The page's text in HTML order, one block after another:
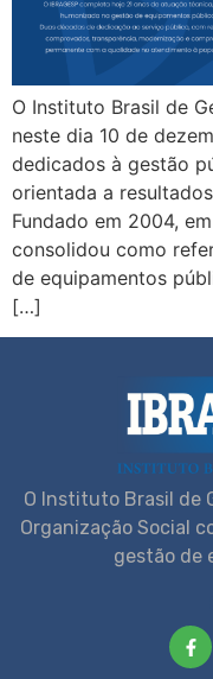
O Instituto Brasil de
neste dia 10 de
dedicados à gestão
orientada a
Fundado em 2004,
consolidou como
de equipamentos
[…]
O Instituto Brasil de
Organização Social
gestão de